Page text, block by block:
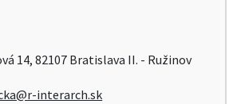
14, 82107 Bratislava II. - Ružinov
interarch.sk